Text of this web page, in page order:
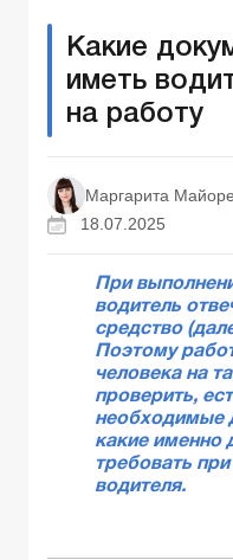
Какие
иметь
на работу
Маргарита
18.07.2025
При
водитель
средство
Поэтому
человека на
проверить,
необходимые
какие именно
требовать
водителя.